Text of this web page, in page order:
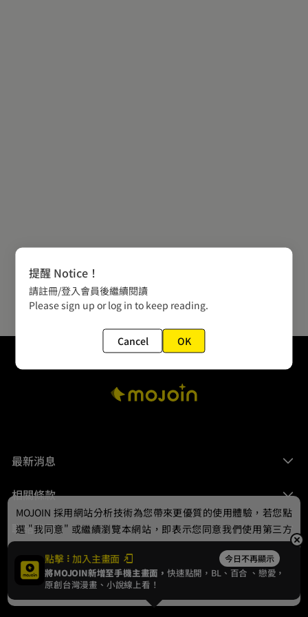
最新消息
相關條款
聯絡我們
© 2024 gamania Digital Entertainment Co., Ltd.
點擊 加入主畫面 今日不再顯示
將MOJOIN新增至手機主畫面，快速點開，BL、 百合 、戀愛，
原創台灣漫畫、小說線上看！
MOJOIN 採用網站分析技術為您帶來更優質的使用體驗，若您點
選 "我同意" 或繼續瀏覽本網站，即表示您同意我們使用第三方
Cookie，欲瞭解更多資訊請見隱私權政策。
我同意
提醒 Notice！
請註冊/登入會員後繼續閱讀
Please sign up or log in to keep reading.
Cancel OK